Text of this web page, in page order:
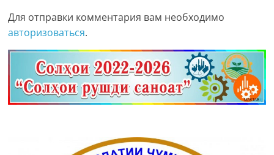
Для отправки комментария вам необходимо
авторизоваться.